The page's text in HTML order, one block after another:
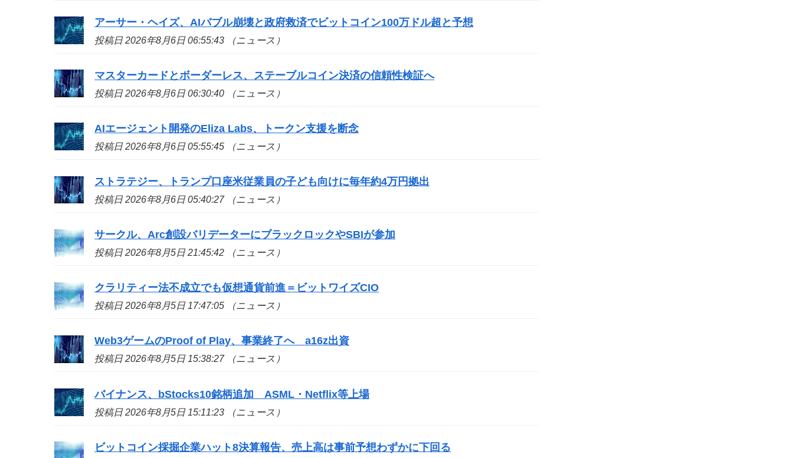
アーサー・ヘイズ、AIバブル崩壊と政府救済でビットコイン100万ドル超と予想
投稿日 2026年8月6日 06:55:43 （ニュース）
マスターカードとボーダーレス、ステーブルコイン決済の信頼性検証へ
投稿日 2026年8月6日 06:30:40 （ニュース）
AIエージェント開発のEliza Labs、トークン支援を断念
投稿日 2026年8月6日 05:55:45 （ニュース）
ストラテジー、トランプ口座米従業員の子ども向けに毎年約4万円拠出
投稿日 2026年8月6日 05:40:27 （ニュース）
サークル、Arc創設バリデーターにブラックロックやSBIが参加
投稿日 2026年8月5日 21:45:42 （ニュース）
クラリティー法不成立でも仮想通貨前進＝ビットワイズCIO
投稿日 2026年8月5日 17:47:05 （ニュース）
Web3ゲームのProof of Play、事業終了へ a16z出資
投稿日 2026年8月5日 15:38:27 （ニュース）
バイナンス、bStocks10銘柄追加 ASML・Netflix等上場
投稿日 2026年8月5日 15:11:23 （ニュース）
ビットコイン採掘企業ハット8決算報告、売上高は事前予想わずかに下回る